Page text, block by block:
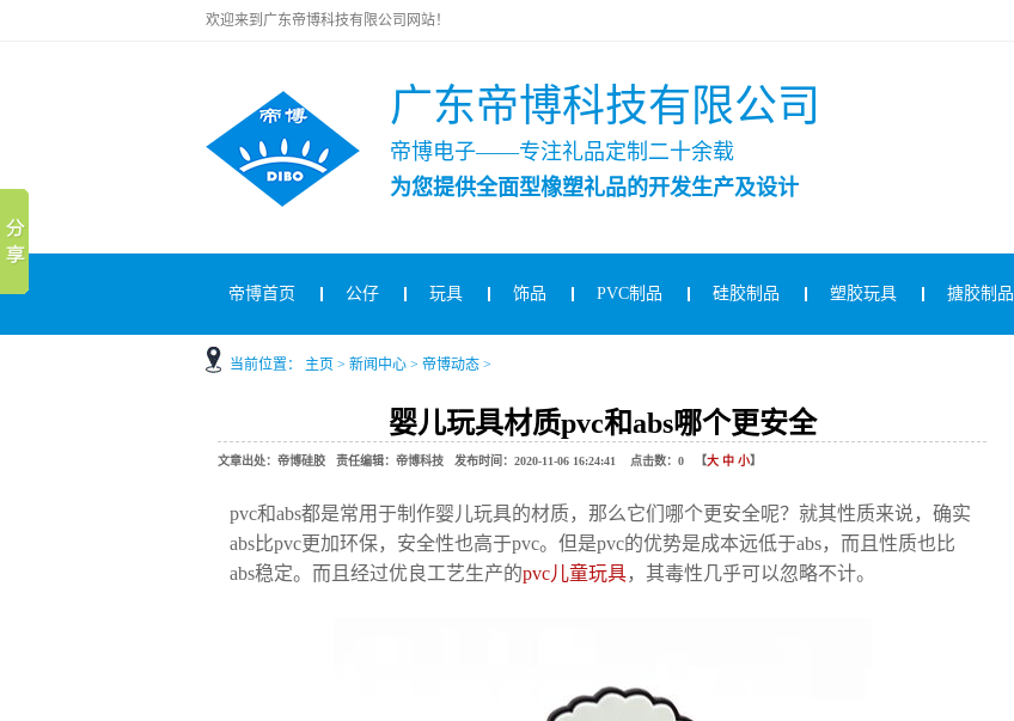
欢迎来到广东帝博科技有限公司网站！
广东帝博科技有限公司
帝博电子——专注礼品定制二十余载
为您提供全面型橡塑礼品的开发生产及设计
帝博首页 公仔 玩具 饰品 PVC制品 硅胶制品 塑胶玩具 搪胶制品
当前位置： 主页 > 新闻中心 > 帝博动态 >
婴儿玩具材质pvc和abs哪个更安全
文章出处：帝博硅胶 责任编辑：帝博科技 发布时间：2020-11-06 16:24:41 点击数： 0 【大 中 小】
pvc和abs都是常用于制作婴儿玩具的材质，那么它们哪个更安全呢？就其性质来说，确实
abs比pvc更加环保，安全性也高于pvc。但是pvc的优势是成本远低于abs，而且性质也比
abs稳定。而且经过优良工艺生产的pvc儿童玩具，其毒性几乎可以忽略不计。